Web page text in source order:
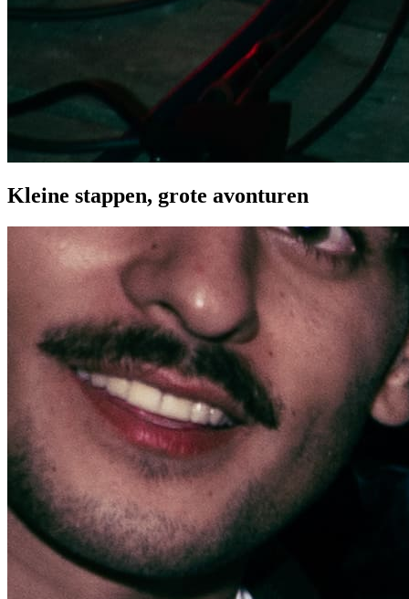
Kleine stappen, grote avonturen